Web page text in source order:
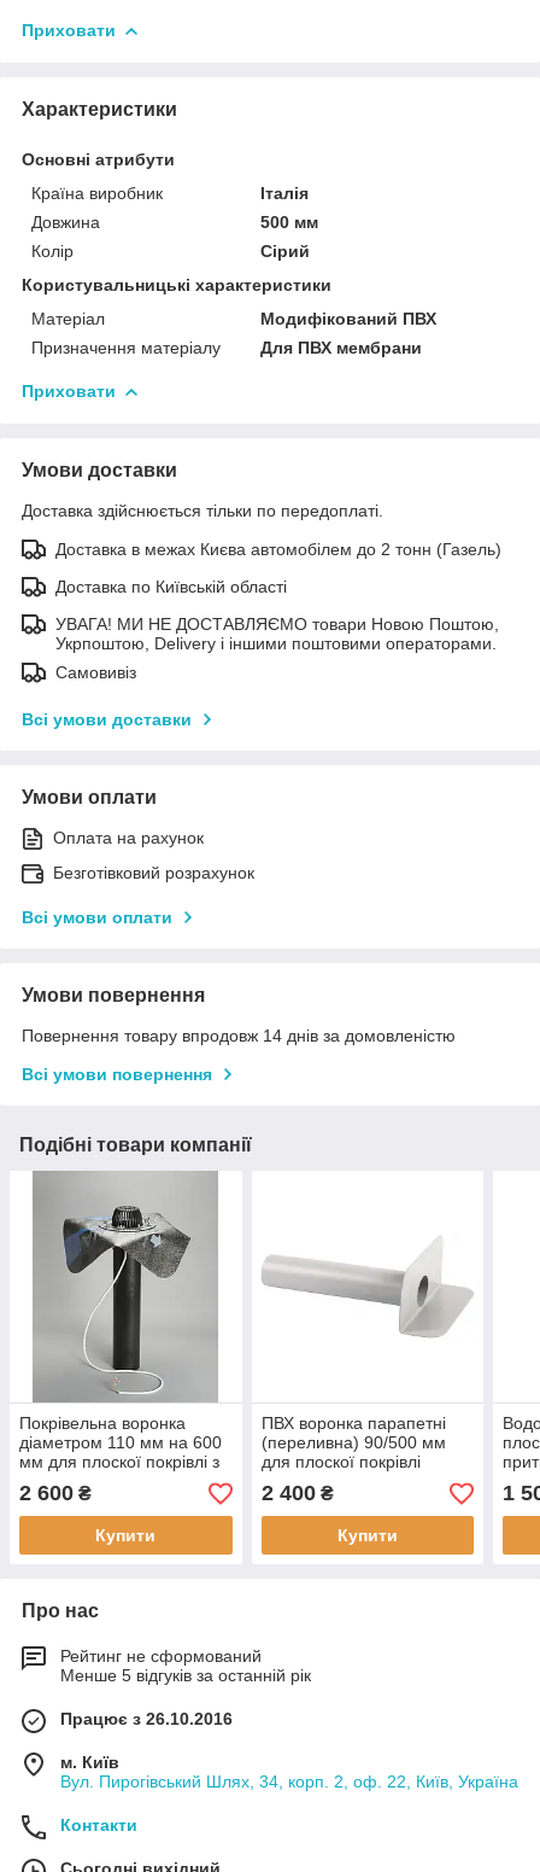
Приховати
Характеристики
Основні атрибути
Країна виробник
Італія
Довжина
500 мм
Колір
Сірий
Користувальницькі характеристики
Матеріал
Модифікований ПВХ
Призначення матеріалу
Для ПВХ мембрани
Приховати
Умови доставки
Доставка здійснюється тільки по передоплаті.
Доставка в межах Києва автомобілем до 2 тонн (Газель)
Доставка по Київській області
УВАГА! МИ НЕ ДОСТАВЛЯЄМО товари Новою Поштою,
Укрпоштою, Delivery і іншими поштовими операторами.
Самовивіз
Всі умови доставки
Умови оплати
Оплата на рахунок
Безготівковий розрахунок
Всі умови оплати
Умови повернення
Повернення товару впродовж 14 днів за домовленістю
Всі умови повернення
Подібні товари компанії
Покрівельна воронка
діаметром 110 мм на 600
мм для плоскої покрівлі з
бітумних або ПВХ
фартухом і обігрівом
2 600 ₴
Купити
ПВХ воронка парапетні
(переливна) 90/500 мм
для плоскої покрівлі
2 400₴
Купити
мм
1
Про нас
Рейтинг не сформований
Менше 5 відгуків за останній рік
Працює з 26.10.2016
м. Київ
Вул. Пирогівський Шлях, 34, корп. 2, оф. 22, Київ, Україна
Контакти